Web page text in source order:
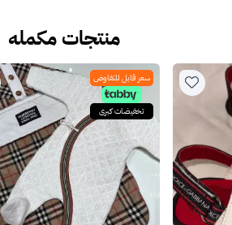
منتجات مكمله
سعر قابل للتفاوض
تخفيضات كبرى